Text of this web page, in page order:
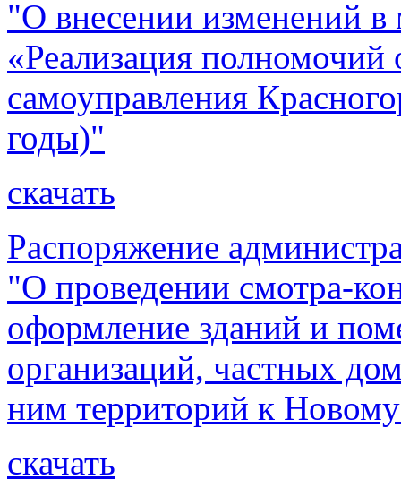
"О внесении изменений
«Реализация полномочий
самоуправления
годы)"
скачать
Распоряжение
"О проведении смотра-
оформление зданий и
организаций, частных
ним территорий к
скачать